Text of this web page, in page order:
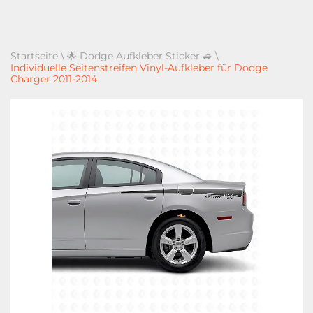
Startseite \ 🌟 Dodge Aufkleber Sticker 🚙 \
Individuelle Seitenstreifen Vinyl-Aufkleber für Dodge
Charger 2011-2014